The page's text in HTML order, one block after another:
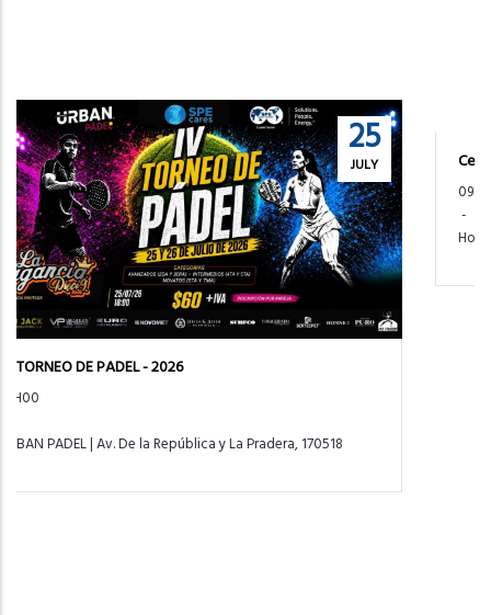
26
Ceremonia Premios GAIA 2026
09H30
-
Hotal JW Marriot, Quito